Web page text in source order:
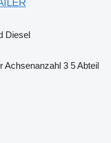
Diesel
Achsenanzahl 3 5 Abteil